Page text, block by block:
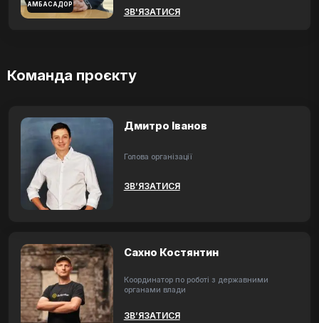
АМБАСАДОР
ЗВ'ЯЗАТИСЯ
Команда проєкту
Дмитро Іванов
Голова організації
ЗВ’ЯЗАТИСЯ
Сахно Костянтин
Координатор по роботі з державними
органами влади
ЗВ’ЯЗАТИСЯ